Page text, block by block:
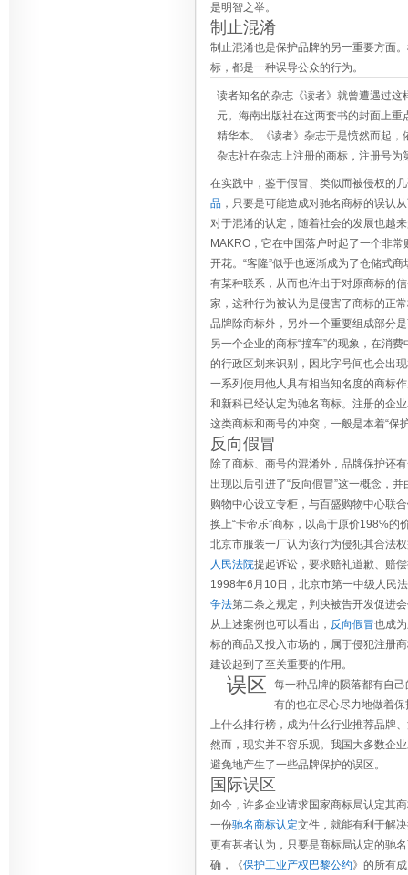
是明智之举。
制止混淆
制止混淆也是保护品牌的另一重要方面
标，都是一种误导公众的行为。
读者知名的杂志《读者》就曾遭遇过
元。海南出版社在这两套书的封面上
精华本。《读者》杂志于是愤然而起，
杂志社在杂志上注册的商标，注册号为
在实践中，鉴于假冒、类似而被侵权的
品 ，只要是可能造成对驰名商标的误认
对于混淆的认定，随着社会的发展也越
MAKRO，它在中国落户时起了一个非
开花。“客隆”似乎也逐渐成为了仓储式
有某种联系，从而也许出于对原商标的
家，这种行为被认为是侵害了商标的正
品牌除商标外，另外一个重要组成部分
另一个企业的商标“撞车”的现象，在消
的行政区划来识别，因此字号间也会出
一系列使用他人具有相当知名度的商标
和新科已经认定为驰名商标。注册的企
这类商标和商号的冲突，一般是本着“保
反向假冒
除了商标、商号的混淆外，品牌保护还
出现以后引进了“反向假冒”这一概念，
购物中心设立专柜，与百盛购物中心联
换上“卡帝乐”商标，以高于原价198%的
北京市服装一厂认为该行为侵犯其合法
人民法院提起诉讼，要求赔礼道歉、赔
1998年6月10日，北京市第一中级人民
争法第二条之规定，判决被告开发促进
从上述案例也可以看出， 反向假冒也成
标的商品又投入市场的，属于侵犯注册
建设起到了至关重要的作用。
误区
每一种品牌的陨落都有自
有的也在尽心尽力地做着
上什么排行榜，成为什么行业推荐品牌
然而，现实并不容乐观。我国大多数企
避免地产生了一些品牌保护的误区。
国际误区
如今，许多企业请求国家商标局认定其
一份驰名商标认定文件，就能有利于解
更有甚者认为，只要是商标局认定的驰
确，《保护工业产权巴黎公约》的所有